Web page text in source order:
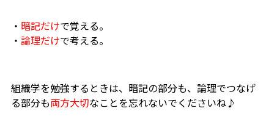
・ 暗記だけで覚える。
・ 論理だけで考える。
組織学を勉強するときは、暗記の部分も、論理でつなげ
る部分も両方大切なことを忘れないでくださいね♪